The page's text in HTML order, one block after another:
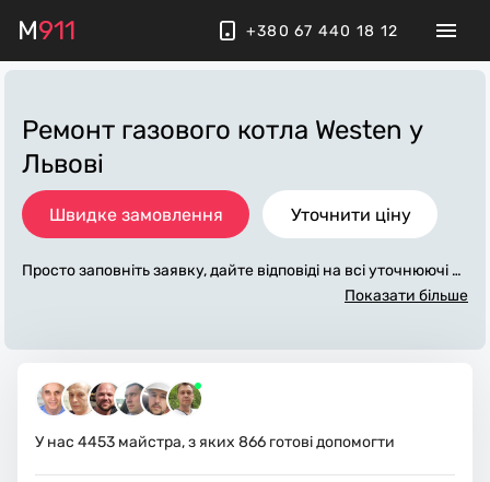
M911 +380 67 440 18 12
Ремонт газового котла Westen у
Львові
Швидке замовлення Уточнити ціну
Просто заповніть заявку, дайте відповіді на всі уточнюючі за
питання по «ремонт газового котла westen». Ми зв'яжемос
али. Виконавці стежать за чистотою та прибирають робоче
місце.
Показати більше
У нас 4453 майстра, з яких 866 готові допомогти